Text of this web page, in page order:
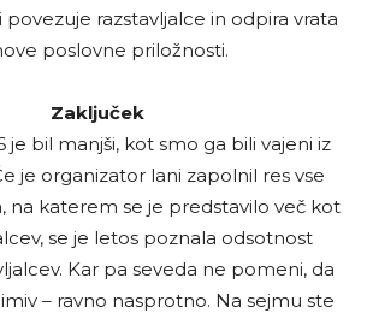
razstavljalce in odpira vrata
poslovne priložnosti.
Zaključek
je bil manjši, kot smo ga bili vajeni iz
je organizator lani zapolnil res vse
na katerem se je predstavilo več kot
se je letos poznala odsotnost
Kar pa seveda ne pomeni, da
– ravno nasprotno. Na sejmu ste